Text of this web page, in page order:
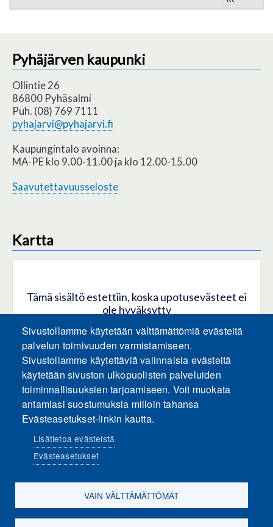
Pyhäjärven kaupunki
Ollintie 26
86800 Pyhäsalmi
Puh. (08) 769 7111
pyhajarvi@pyhajarvi.fi
Kaupungintalo avoinna:
MA-PE klo 9.00-11.00 ja klo 12.00-15.00
Saavutettavuusseloste
Kartta
Tämä sisältö estettiin, koska upotusevästeet ei
ole hyväksytty
HYVÄKSY KAIKKI EVÄSTEET
Hyväksy vain upotusevästeet
Sosiaalinen media
Sivustollamme käytetään välttämättömiä evästeitä
palvelun toimivuuden varmistamiseen.
Sivustollamme käytettäviä valinnaisia evästeitä
käytetään sivuston ulkopuolisten palveluiden
toiminnallisuuksien tarjoamiseen. Voit muokata
antamiasi suostumuksia milloin tahansa
Evästeasetukset-linkin kautta.
Lisätietoa evästeistä
Evästeasetukset
VAIN VÄLTTÄMÄTTÖMÄT